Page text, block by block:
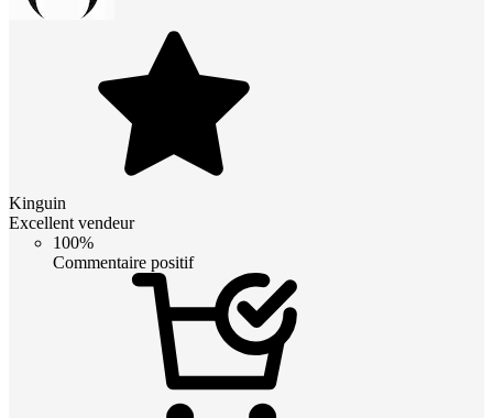
Kinguin
Excellent vendeur
100%
Commentaire positif